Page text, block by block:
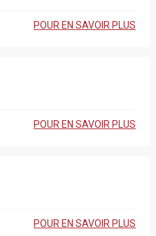
POUR EN SAVOIR PLUS
POUR EN SAVOIR PLUS
POUR EN SAVOIR PLUS